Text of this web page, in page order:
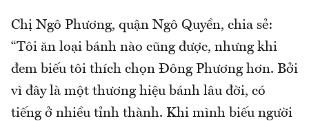
Chị Ngô Phương, quận Ngô Quyền, chia sẻ:
“Tôi ăn loại bánh nào cũng được, nhưng khi
đem biếu tôi thích chọn Đông Phương hơn. Bởi
vì đây là một thương hiệu bánh lâu đời, có
tiếng ở nhiều tỉnh thành. Khi mình biếu người